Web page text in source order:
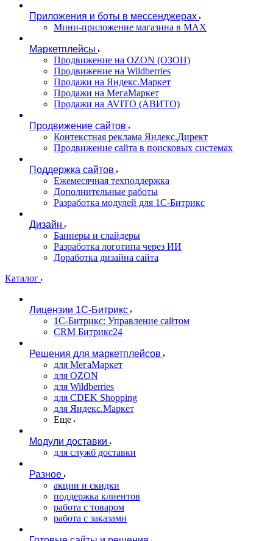
Приложения и боты в мессенджерах
Мини-приложение магазина в MAX
Маркетплейсы
Продвижение на OZON (ОЗОН)
Продвижение на Wildberries
Продажи на Яндекс.Маркет
Продажи на МегаМаркет
Продажи на AVITO (АВИТО)
Продвижение сайтов
Контекстная реклама Яндекс.Директ
Продвижение сайта в поисковых системах
Поддержка сайтов
Ежемесячная техподдержка
Дополнительные работы
Разработка модулей для 1С-Битрикс
Дизайн
Баннеры и слайдеры
Разработка логотипа через ИИ
Доработка дизайна сайта
Каталог
Лицензии 1С-Битрикс
1С-Битрикс: Управление сайтом
CRM Битрикс24
Решения для маркетплейсов
для МегаМаркет
для OZON
для Wildberries
для CDEK Shopping
для Яндекс.Маркет
Еще
Модули доставки
для служб доставки
Разное
акции и скидки
поддержка клиентов
работа с товаром
работа с заказами